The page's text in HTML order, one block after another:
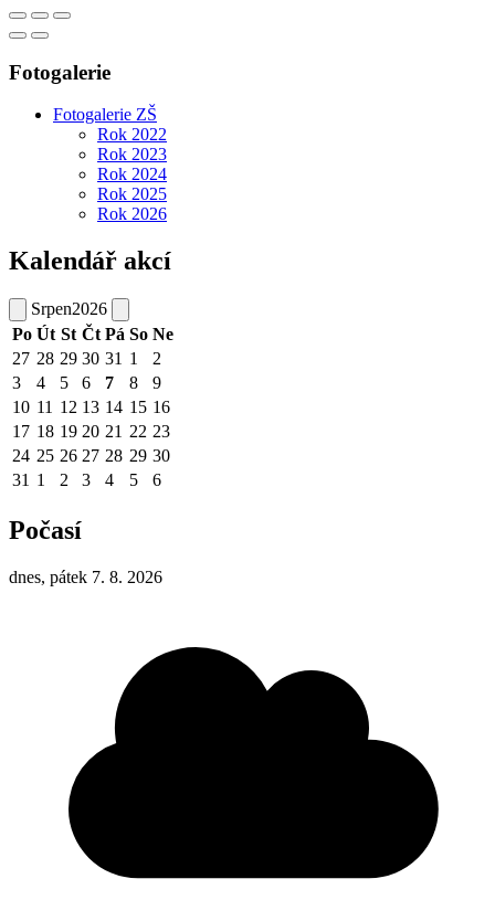
Fotogalerie
Fotogalerie ZŠ
Rok 2022
Rok 2023
Rok 2024
Rok 2025
Rok 2026
Kalendář akcí
Srpen2026
Po Út St Čt Pá So Ne
27 28 29 30 31 1
2
3
4 5 6 7 8
9
10 11 12 13 14 15 16
17 18 19 20 21 22 23
24 25 26 27 28 29 30
31 1 2 3 4 5 6
Počasí
dnes, pátek 7. 8. 2026